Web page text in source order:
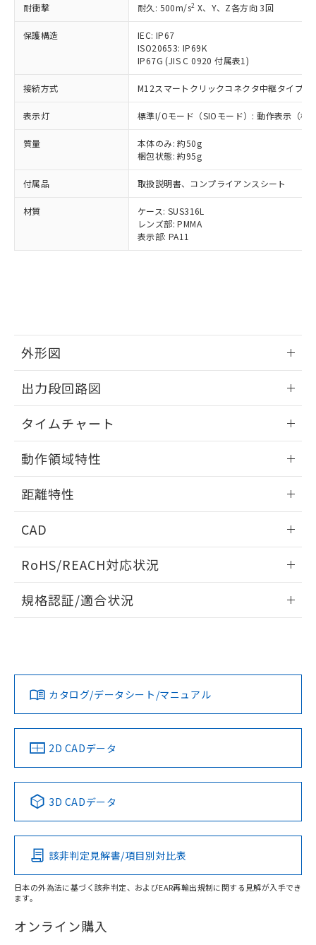
耐衝撃 耐久: 500m/s2 X、Y、Z各方向 3回
保護構造
IEC: IP67
ISO20653: IP69K
IP67G (JIS C 0920 付属表1)
接続方式 M12スマートクリックコネクタ中継タイプ (
表示灯 標準I/Oモード（SIOモード）: 動作表示（
質量
本体のみ: 約50g
梱包状態: 約95g
付属品 取扱説明書、コンプライアンスシート
材質
ケース: SUS316L
レンズ部: PMMA
表示部: PA11
外形図
出力段回路図
タイムチャート
動作領域特性
距離特性
ビーム径-距離特性
CAD
ドすることができます。
ログイン/会員登録
ダウンロードデータをご利用いただく前に、以下を必ずお読
みください。
ソフトウェアの使用条件
RoHS/REACH対応状況
EU RoHS 注意事項・凡例
対応済み
中国 RoHS 注意事項・凡例
Pb Hg Cd Cr(VI)
O
在庫等で未対応品が混在する可能性があります。
規格認証/適合状況
LR型式承認
（イギリス
船舶規格）
DNV型式承認
（ノルウェー
BV型式承認
（フランス
KR型式
（韓国
No No No No
この製品の規格認証/適合状況ページへ
その他の認証はこちらのページからご検索ください
カタログ/データシート/マニュアル
2D CADデータ
3D CADデータ
該非判定見解書/項目別対比表
日本の外為法に基づく該非判定、およびEAR再輸出規制に関する見解が入手でき
ます。
オンライン購入
タに基づき作成されるものであり、閲
準価格とは異なる場合があることをご
了承ください。
正式な納期状況および標準価格はお客
様のお取引先、またはお客様担当のオ
ムロン制御機器販売店・当社販売員に
ご相談ください。
オムロン制御機器販売店や当社販売拠
販売ネットワーク
在庫状況および標準価格結果を当社の
事前の承諾なく第三者に漏洩または開
示しないようお願いします。
マイパーツ機能（部品リスト作成サー
ビス）をご利用いただくには、I-Web
メンバーズにご登録されている必要が
引・商談に必要な範囲で利用すること
※当社の共同利用者とは、"個人情報
の共同利用に関して"
用者の範囲」に記載されている法人を
*EU RoHS指令（10物質）：
鉛(Pb) 1000ppm以下、 水銀(Hg) 1000ppm以下、 カド
六価クロム(Cr(Ⅵ)) 1000ppm以下、ポリ臭化ビフェニル
類(PBB) 1000ppm以下、ポリ臭化ジフェニルエーテル類
(PBDE) 1000ppm以下、フタル酸ビス(2-エチルヘキシ
ル) (DEHP)(別名：DOP) 1000ppm以下、フタル酸ブチ
（DBP） 1000ppm以下、フタル酸ジイソブチル
(DIBP) 1000ppm以下
但し、RoHS指令で産業用監視および制御機器に対する
フタル酸エステル類の４物質については閾値を超える意
図的な使用がないことを確認しています。
※2 対応予定月
部品在庫の切り替え状況などにより、予定
月が前後することがあります。
とができます。
EU RoHS指令（10物質）の非含有証明書
※本証明書は発行日時点で非含有を証明す
るもので、過去に遡って非含有を証明する
ものではありません。
また、RoHS指令のフタル酸エステル類４
物質の対応では、対応完了までの期間は出
荷製品に未対応品が混在することから備考
既に当社にて対応品への在庫切替を完了
していることから、特段のことがない限
ム) : 100ppm、
Cr(Ⅵ)(六価クロム) : 1000ppm、 PBBs(ポリ臭化ビフェ
ニル類) : 1000ppm、 PBDEs(ポリ臭化ジフェニルエーテ
イソブチル) : 1000ppm、 BBP(フタル酸ブチルベンジ
DEHP(フタル酸ビス(2-エチルヘキシル)) : 1000ppm
※2 環境保護使用期限
「ｅ」：有害物質（10物質）のすべてが基
準値以下であることを示します。
「10」：通常の使用状況下において有害物
質が外部に漏えいし、環境に深刻な影響を
及ぼさない年数を意味します。
または国外への提供する場合は、日本
国政府の輸出許可(または役務取引許
可)を取得するなどの必要な手続きを
当社は規制貨物を破棄する場合は、完
全に破砕するなど、違法に輸出されな
当社は貴社製品を、核兵器、ミサイ
ル、化学兵器、生物兵器またはその他
武器並びにこれらの製造装置等に一切
使用いたしません。
当社は、貴社製品を第三者に販売する
場合は、上記1、2および3の内容を当
該第三者に通知します。また当社は、
販売先および販売に係わる関係者が違
法に輸出するおそれがある場合は、取
合意する キャンセル
一定数以上の在庫あり
一定数には満たないが在庫あり
在庫なし(最新の在庫状況につ
いては、お客様のお取引先、ま
たはお客様担当のオムロン制御
機器販売店・当社販売員にご確
認ください)
受注生産機種、また在庫状況の
情報を公開していない機種